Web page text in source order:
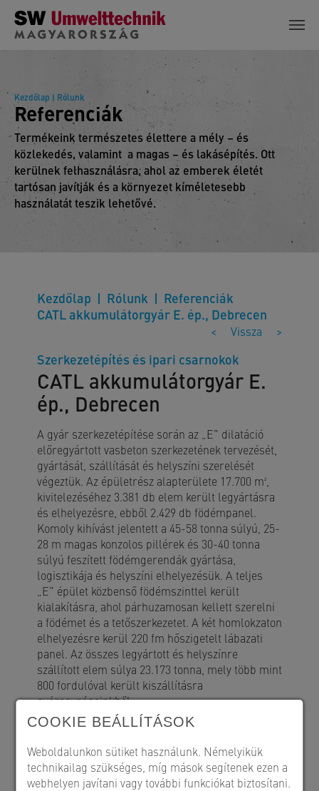
Skip to main content
Kezdőlap | Rólunk
Referenciák
Termékeink természetes élettere a mély – és
közlekedés, valamint a magas – és lakásépítés. Ott
kerülnek felhasználásra, ahol az emberek életét
tartósan javítják és a környezet kíméletesebb
használatát teszik lehetővé.
Kezdőlap Rólunk
Referenciák
CATL akkumulátorgyár E. ép., Debrecen
< Vissza >
Szerkezetépítés és ipari csarnokok
CATL akkumulátorgyár E.
ép., Debrecen
A gyár szerkezetépítése során az „E” dilatáció
előregyártott vasbeton szerkezetének tervezését,
gyártását, szállítását és helyszíni szerelését
végeztük. Az épületrész alapterülete 17.700 m²,
kivitelezéséhez 3.381 db elem került legyártásra
és elhelyezésre, ebből 2.429 db födémpanel.
Komoly kihívást jelentett a 45-58 tonna súlyú, 25-
28 m magas konzolos pillérek és 30-40 tonna
súlyú feszített födémgerendák gyártása,
logisztikája és helyszíni elhelyezésük. A teljes
„E” épület közbenső födémszinttel került
kialakításra, ahol párhuzamosan kellett szerelni
a födémet és a tetőszerkezetet. A két homlokzaton
elhelyezésre kerül 220 fm hőszigetelt lábazati
panel. Az összes legyártott és helyszínre
szállított elem súlya 23.173 tonna, mely több mint
800 fordulóval került kiszállításra
gyáregységeinkből.
COOKIE BEÁLLÍTÁSOK
Weboldalunkon sütiket használunk. Némelyikük
technikailag szükséges, míg mások segítenek ezen a
webhelyen javítani vagy további funkciókat biztosítani.